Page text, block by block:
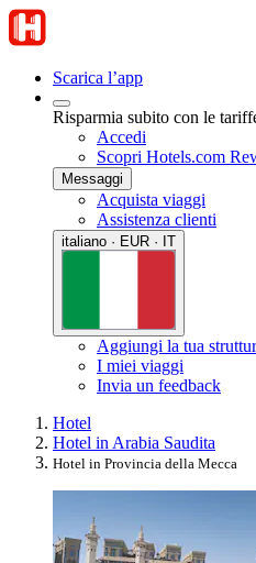
Scarica l’app
Risparmia subito con le
Accedi
Scopri Hotels.com
Messaggi
Acquista viaggi
Assistenza clienti
italiano · EUR · IT
Aggiungi la tua
I miei viaggi
Invia un feedback
Hotel
Hotel in Arabia Saudita
Hotel in Provincia della Mecca